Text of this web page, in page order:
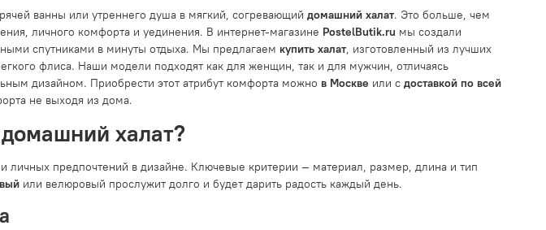
ванны или утреннего душа в мягкий, согревающий домашний халат. Это больше, чем
личного комфорта и уединения. В интернет-магазине PostelButik.ru мы создали
спутниками в минуты отдыха. Мы предлагаем купить халат, изготовленный из лучших
флиса. Наши модели подходят как для женщин, так и для мужчин, отличаясь
дизайном. Приобрести этот атрибут комфорта можно в Москве или с доставкой по всей
не выходя из дома.
халат?
предпочтений в дизайне. Ключевые критерии — материал, размер, длина и тип
или велюровый прослужит долго и будет дарить радость каждый день.